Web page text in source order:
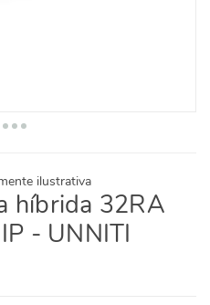
híbrida 32RA
- UNNITI